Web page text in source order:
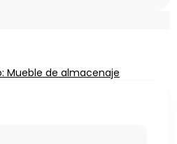
Mueble de almacenaje